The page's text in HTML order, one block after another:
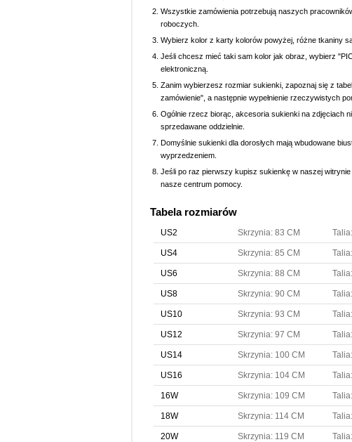
Wszystkie zamówienia potrzebują naszych
roboczych.
Wybierz kolor z karty kolorów powyżej, różne tkaniny
Jeśli chcesz mieć taki sam kolor jak obraz, wybierz
elektroniczną.
Zanim wybierzesz rozmiar sukienki, zapoznaj się z
zamówienie", a następnie wypełnienie rzeczywistych
Ogólnie rzecz biorąc, akcesoria sukienki na zdjęciach
sprzedawane oddzielnie.
Domyślnie sukienki dla dorosłych mają wbudowane
wyprzedzeniem.
Jeśli po raz pierwszy kupisz sukienkę w naszej
nasze centrum pomocy.
Tabela rozmiarów
US2 Skrzynia: 83 CM
US4 Skrzynia: 85 CM
US6 Skrzynia: 88 CM
US8 Skrzynia: 90 CM
US10 Skrzynia: 93 CM
US12 Skrzynia: 97 CM
US14 Skrzynia: 100 CM
US16 Skrzynia: 104 CM
16W Skrzynia: 109 CM
18W Skrzynia: 114 CM
20W Skrzynia: 119 CM